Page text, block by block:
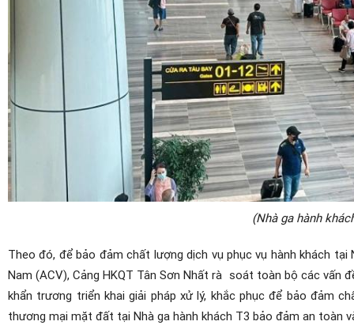
(Nhà ga hành
Theo đó, để bảo đảm chất lượng dịch vụ phục vụ hành khách
Nam (ACV), Cảng HKQT Tân Sơn Nhất rà soát toàn bộ các vấn
khẩn trương triển khai giải pháp xử lý, khắc phục để bảo đảm
thương mại mặt đất tại Nhà ga hành khách T3 bảo đảm an toàn